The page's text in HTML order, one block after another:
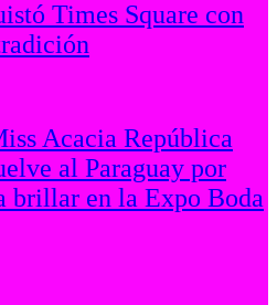
Times Square con
Acacia República
al Paraguay por
brillar en la Expo Boda